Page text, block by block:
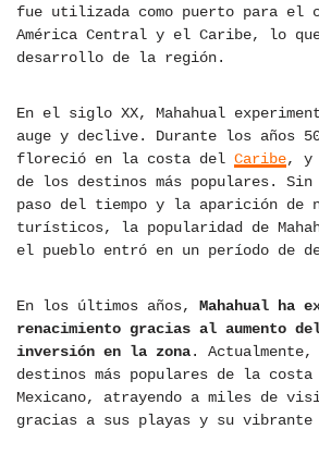
fue utilizada como puerto para el
América Central y el Caribe, lo
desarrollo de la región.
En el siglo XX, Mahahual
auge y declive. Durante los años
floreció en la costa del Caribe, y
de los destinos más populares. Sin
paso del tiempo y la aparición de
turísticos, la popularidad de
el pueblo entró en un período de
En los últimos años, Mahahual ha
renacimiento gracias al aumento
inversión en la zona.
destinos más populares de la
Mexicano, atrayendo a miles de
gracias a sus playas y su vibrante